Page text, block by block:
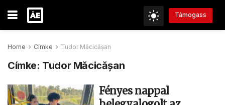
Támogass
Home Címke Tudor Măcicășan
Címke: Tudor Măcicășan
Fényes nappal